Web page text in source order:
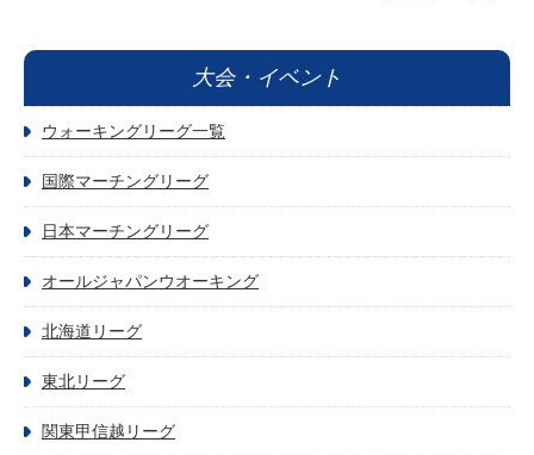
大会・イベント
ウォーキングリーグ一覧
国際マーチングリーグ
日本マーチングリーグ
オールジャパンウオーキング
北海道リーグ
東北リーグ
関東甲信越リーグ